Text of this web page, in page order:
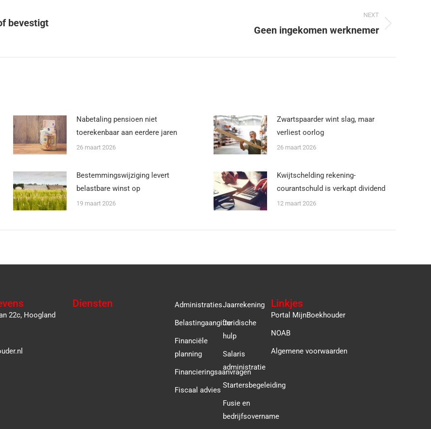
bevestigt
NEXT
Geen ingekomen werknemer
Nabetaling pensioen niet
toerekenbaar aan eerdere jaren
26 maart 2026
Zwartspaarder wint slag, maar
verliest oorlog
26 maart 2026
Bestemmingswijziging levert
belastbare winst op
19 maart 2026
Kwijtschelding rekening-
courantschuld is verkapt dividend
12 maart 2026
22c, Hoogland
Diensten Administraties
Belastingaangifte
Financiële
planning
Financieringsaanvragen
Fiscaal advies
Jaarrekening
Juridische
hulp
Salaris
administratie
Startersbegeleiding
Fusie en
bedrijfsovername
Linkjes
Portal MijnBoekhouder
NOAB
Algemene voorwaarden